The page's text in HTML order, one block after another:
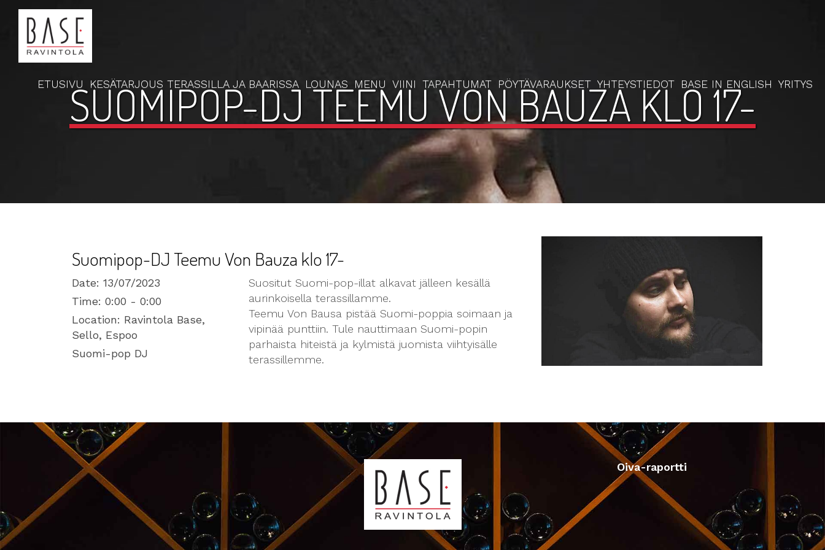
ETUSIVU KESÄTARJOUS TERASSILLA JA BAARISSA LOUNAS MENU VIINI TAPAHTUMAT PÖYTÄVARAUKSET YHTEYSTIEDOT BASE IN ENGLISH YRITYS
SUOMIPOP-DJ TEEMU VON BAUZA KLO 17-
Suomipop-DJ Teemu Von Bauza klo 17-
Date: 13/07/2023
Time: 0:00 - 0:00
Location: Ravintola Base,
Sello, Espoo
Suomi-pop DJ
Suositut Suomi-pop-illat alkavat jälleen kesällä
aurinkoisella terassillamme.
Teemu Von Bausa pistää Suomi-poppia soimaan ja
vipinää punttiin. Tule nauttimaan Suomi-popin
parhaista hiteistä ja kylmistä juomista viihtyisälle
terassillemme.
Oiva-raportti